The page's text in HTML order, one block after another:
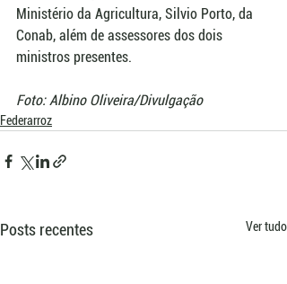
Ministério da Agricultura, Silvio Porto, da
Conab, além de assessores dos dois
ministros presentes.
Foto: Albino Oliveira/Divulgação
Federarroz
Posts recentes Ver tudo